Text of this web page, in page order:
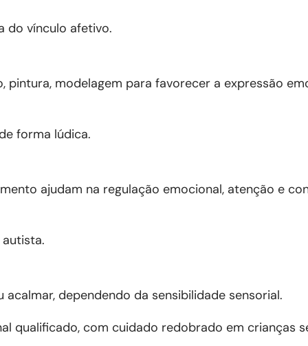
do vínculo afetivo.
modelagem para favorecer a expressão
forma lúdica.
ajudam na regulação emocional, atenção e
dependendo da sensibilidade sensorial.
qualificado, com cuidado redobrado em crianças